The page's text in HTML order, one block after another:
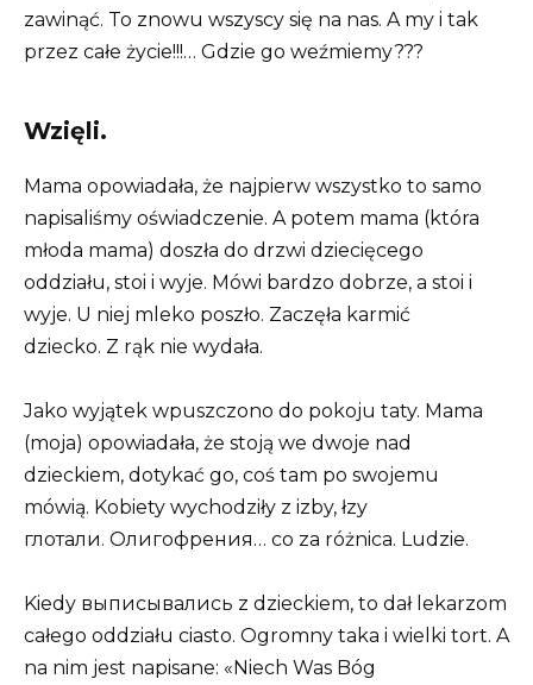
zawinąć. To znowu wszyscy się na nas. A my i tak
przez całe życie!!!… Gdzie go weźmiemy???
Wzięli.
Mama opowiadała, że najpierw wszystko to samo
napisaliśmy oświadczenie. A potem mama (która
młoda mama) doszła do drzwi dziecięcego
oddziału, stoi i wyje. Mówi bardzo dobrze, a stoi i
wyje. U niej mleko poszło. Zaczęła karmić
dziecko. Z rąk nie wydała.
Jako wyjątek wpuszczono do pokoju taty. Mama
(moja) opowiadała, że stoją we dwoje nad
dzieckiem, dotykać go, coś tam po swojemu
mówią. Kobiety wychodziły z izby, łzy
глотали. Олигофрения… co za różnica. Ludzie.
Kiedy выписывались z dzieckiem, to dał lekarzom
całego oddziału ciasto. Ogromny taka i wielki tort. A
na nim jest napisane: «Niech Was Bóg